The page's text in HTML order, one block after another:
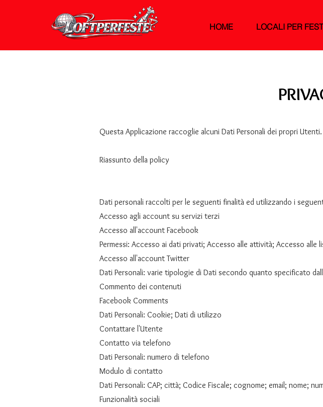
HOME LOCALI PER
Questa Applicazione raccoglie alcuni Dati Personali dei propri Utenti.
Riassunto della policy
Dati personali raccolti per le seguenti finalità ed utilizzando i
Accesso agli account su servizi terzi
Accesso all'account Facebook
Permessi: Accesso ai dati privati; Accesso alle attività; Accesso alle
Accesso all'account Twitter
Dati Personali: varie tipologie di Dati secondo quanto specificato
Commento dei contenuti
Facebook Comments
Dati Personali: Cookie; Dati di utilizzo
Contattare l'Utente
Contatto via telefono
Dati Personali: numero di telefono
Modulo di contatto
Dati Personali: CAP; città; Codice Fiscale; cognome; email; nome;
Funzionalità sociali